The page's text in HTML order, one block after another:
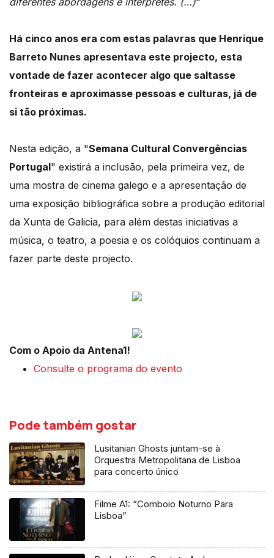
Há cinco anos era com estas palavras que Henrique
Barreto Nunes apresentava este projecto, esta
vontade de fazer acontecer algo que saltasse
fronteiras e aproximasse pessoas e culturas, já de
si tão próximas.
Nesta edição, a "Semana Cultural Convergências
Portugal" existirá a inclusão, pela primeira vez, de
uma mostra de cinema galego e a apresentação de
uma exposição bibliográfica sobre a produção editorial
da Xunta de Galicia, para além destas iniciativas a
música, o teatro, a poesia e os colóquios continuam a
fazer parte deste projecto.
Com o Apoio da Antena1!
Consulte o programa do evento
Pode também gostar
Lusitanian Ghosts juntam-se à
Orquestra Metropolitana de Lisboa
para concerto único
Filme A1: “Comboio Noturno Para
Lisboa”